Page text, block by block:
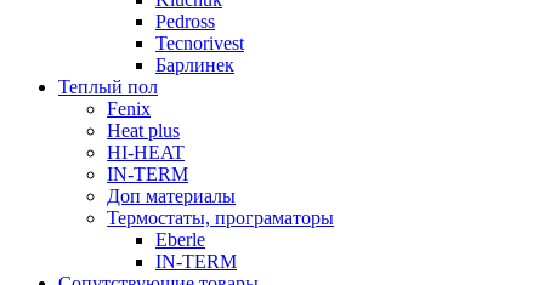
Pedross
Tecnorivest
Барлинек
Теплый пол
Fenix
Heat plus
HI-HEAT
IN-TERM
Доп материалы
Термостаты, програматоры
Eberle
IN-TERM